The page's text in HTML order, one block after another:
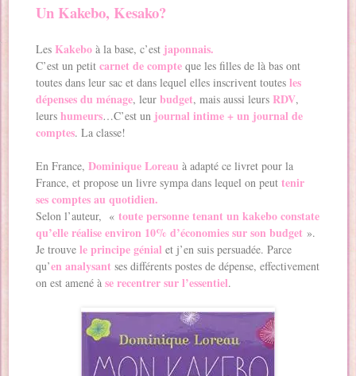
Un Kakebo, Kesako?
LesKakebo à la base, c’est japonnais.
C’est un petitcarnet de compte que les filles de là bas ont
toutes dans leur sac et dans lequel elles inscrivent toutesles
dépenses du ménage, leurbudget, mais aussi leursRDV,
leurshumeurs…C’est un journal intime + un journal de
comptes. La classe!
En France,Dominique Loreau à adapté ce livret pour la
France, et propose un livre sympa dans lequel on peuttenir
ses comptes au quotidien.
Selon l’auteur, «toute personne tenant un kakebo constate
qu’elle réalise environ 10% d’économies sur son budget».
Je trouvele principe génial et j’en suis persuadée. Parce
qu’en analysant ses différents postes de dépense, effectivement
on est amené àse recentrer sur l’essentiel.